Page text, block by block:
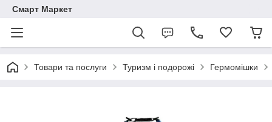
Смарт Маркет
Товари та послуги Туризм і подорожі Гермомішки